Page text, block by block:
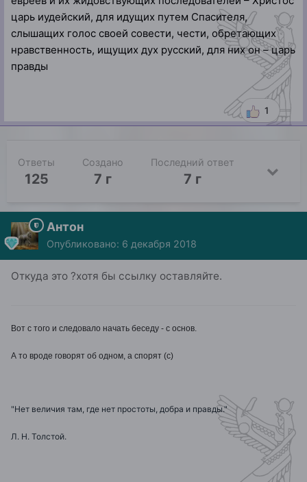
царь иудейский, для идущих путем Спасителя,
слышащих голос своей совести, чести, обретающих
нравственность, ищущих дух русский, для них он – царь
правды
1
Ответы
125
Создано
7 г
Последний ответ
7 г
Антон
Опубликовано: 6 декабря 2018
Откуда это ?хотя бы ссылку оставляйте.
Вот с того и следовало начать беседу - с основ.
А то вроде говорят об одном, а спорят (с)
"Нет величия там, где нет простоты, добра и правды."
Л. Н. Толстой.